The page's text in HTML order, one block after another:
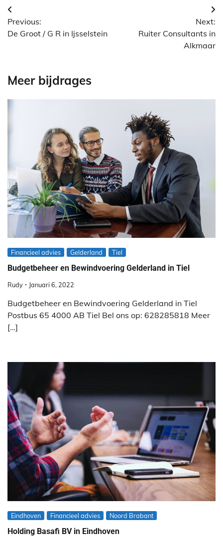
Berichtnavigatie
Previous:
De Groot / G R in Ijsselstein
Next:
Ruiter Consultants in
Alkmaar
Meer bijdrages
Financieel advies Gelderland Tiel
Budgetbeheer en Bewindvoering Gelderland in Tiel
Rudy Januari 6, 2022
Budgetbeheer en Bewindvoering Gelderland in Tiel
Postbus 65 4000 AB Tiel Bel ons op: 628285818 Meer
[…]
Eindhoven Financieel advies Noord Brabant
Holding Basafi BV in Eindhoven